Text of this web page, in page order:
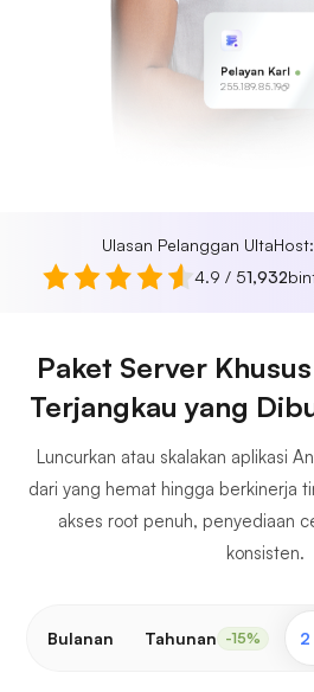
Pelayan Karl
255.189.85.19
Ulasan Pelanggan UltaHost:
4.9 / 51,932
Paket Server
Terjangkau yang
Luncurkan atau skalakan aplikasi
dari yang hemat hingga berkinerja
akses root penuh, penyediaan
konsisten.
Bulanan Tahunan -15% 2